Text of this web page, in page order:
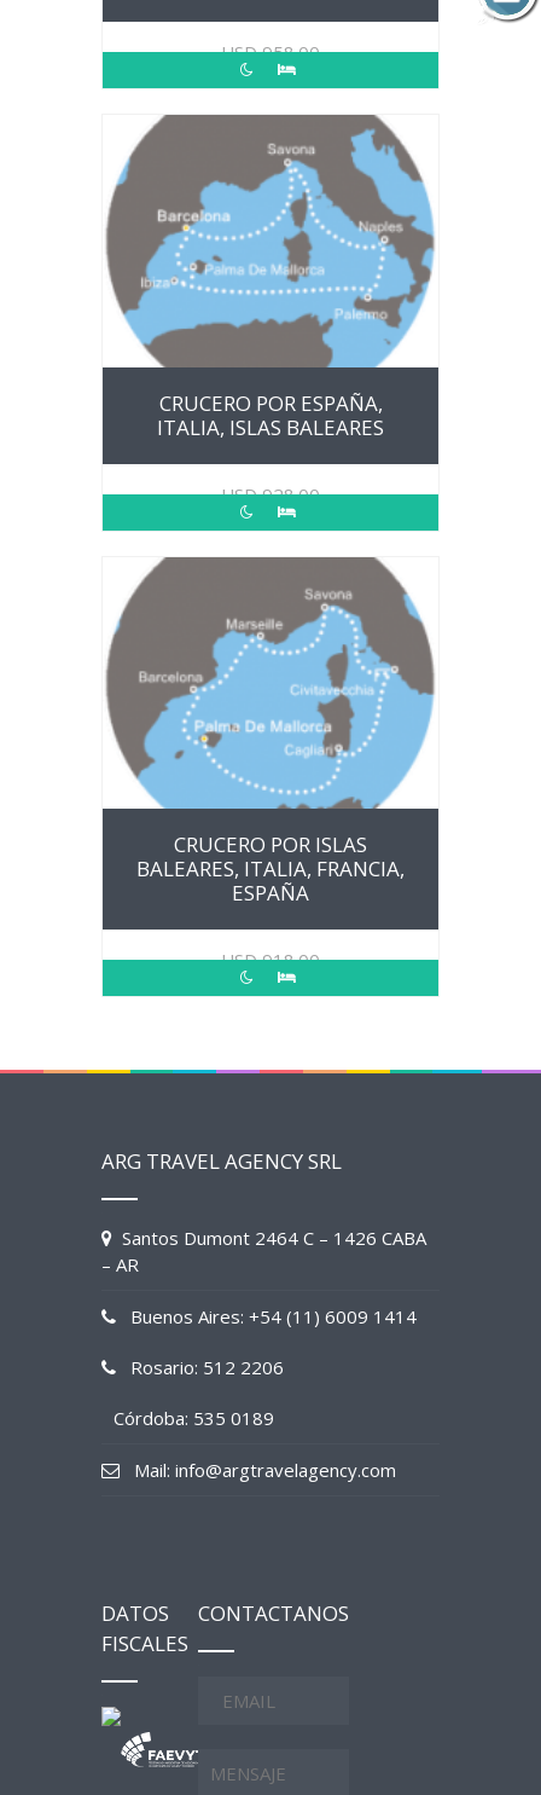
USD958.00
CRUCERO POR ESPAÑA,
ITALIA, ISLAS BALEARES
USD928.00
CRUCERO POR ISLAS
BALEARES, ITALIA, FRANCIA,
ESPAÑA
USD918.00
ARG TRAVEL AGENCY SRL
Santos Dumont 2464 C – 1426 CABA
– AR
Buenos Aires: +54 (11) 6009 1414
Rosario: 512 2206
Córdoba: 535 0189
Mail: info@argtravelagency.com
DATOS
FISCALES
CONTACTANOS